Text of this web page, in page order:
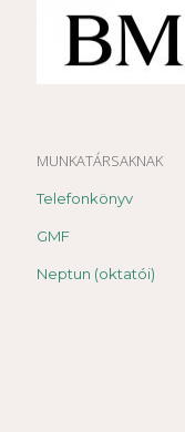
MUNKATÁRSAKNAK
Telefonkönyv
GMF
Neptun (oktatói)